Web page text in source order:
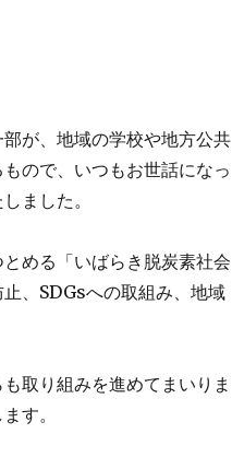
が、地域の学校や地方公共
ので、いつもお世話になっ
ました。
める「いばらき脱炭素社会
、SDGsへの取組み、地域
取り組みを進めてまいりま
す。